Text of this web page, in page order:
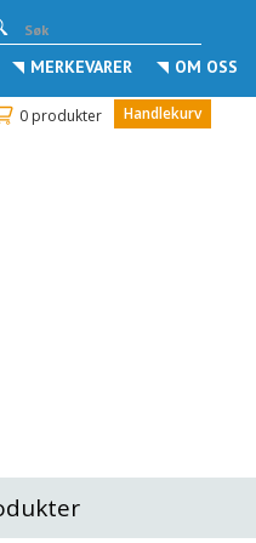
MERKEVARER OM OSS
0 produkter Handlekurv